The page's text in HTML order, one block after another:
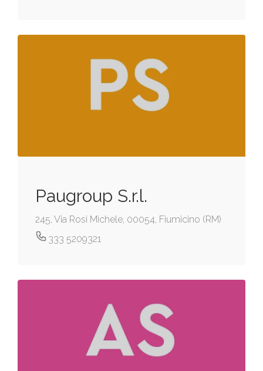
Paugroup S.r.l.
245, Via Rosi Michele, 00054, Fiumicino (RM)
333 5209321